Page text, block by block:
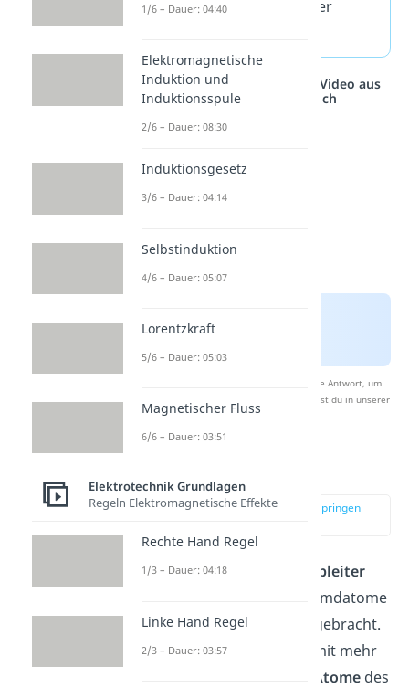
als Ersatz für Metall in der
Studyflix vernetzt: Hier ein Video aus
einem anderen Bereich
Nach Beantwortung speichern wir deine Antwort, um
Studyflix zu verbessern. Mehr dazu erfährst du in unserer
Datenschutzerklärung
zur Stelle im Video springen
Bei einemn-dotierten
Halbleiter
als Fremdatome
in dieKristallstruktur
eingebracht.
EinDonatorist ein
mit mehr
Atomedes
1/6 – Dauer: 04:40
Elektromagnetische
Induktion und
Induktionsspule
2/6 – Dauer: 08:30
Induktionsgesetz
3/6 – Dauer: 04:14
Selbstinduktion
4/6 – Dauer: 05:07
Lorentzkraft
5/6 – Dauer: 05:03
Magnetischer Fluss
6/6 – Dauer: 03:51
Elektrotechnik Grundlagen
Regeln Elektromagnetische Effekte
Rechte Hand Regel
1/3 – Dauer: 04:18
Linke Hand Regel
2/3 – Dauer: 03:57